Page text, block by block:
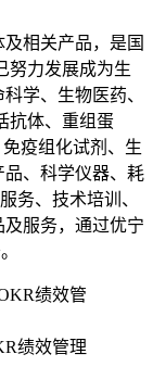
相关产品，是国
努力发展成为生
学、生物医药、
抗体、重组蛋
疫组化试剂、生
、科学仪器、耗
务、技术培训、
服务，通过优宁
绩效管理